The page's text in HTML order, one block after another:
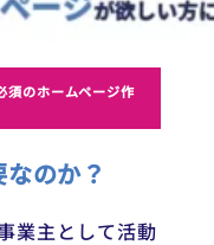
須のホームページ作
のか？
業主として活動